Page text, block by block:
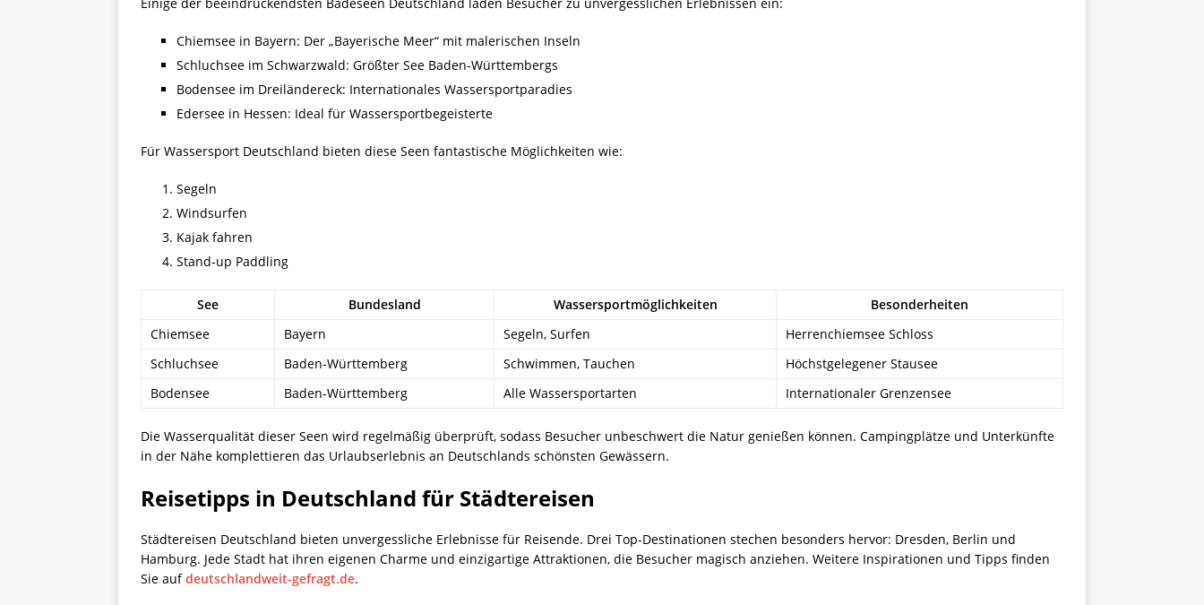
Chiemsee in Bayern: Der „Bayerische Meer“ mit malerischen Inseln
Schluchsee im Schwarzwald: Größter See Baden-Württembergs
Bodensee im Dreiländereck: Internationales Wassersportparadies
Edersee in Hessen: Ideal für Wassersportbegeisterte
Für Wassersport Deutschland bieten diese Seen fantastische Möglichkeiten wie:
Segeln
Windsurfen
Kajak fahren
Stand-up Paddling
See Bundesland Wassersportmöglichkeiten
Besonderheiten
Chiemsee
Bayern Segeln, Surfen
Herrenchiemsee Schloss
Schluchsee
Baden-Württemberg Schwimmen, Tauchen
Höchstgelegener Stausee
Bodensee
Baden-Württemberg Alle Wassersportarten Internationaler Grenzensee
Die Wasserqualität dieser Seen wird regelmäßig überprüft, sodass Besucher unbeschwert die Natur genießen können. Campingplätze und Unterkünfte
in der Nähe komplettieren das Urlaubserlebnis an Deutschlands schönsten Gewässern.
Reisetipps in Deutschland für Städtereisen
Städtereisen Deutschland bieten unvergessliche Erlebnisse für Reisende. Drei Top-Destinationen stechen besonders hervor: Dresden, Berlin und
Hamburg. Jede Stadt hat ihren eigenen Charme und einzigartige Attraktionen, die Besucher magisch anziehen. Weitere Inspirationen und Tipps finden
Sie aufdeutschlandweit-gefragt.de.